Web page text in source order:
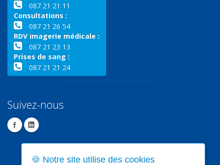
087 21 21 11
Consultations :
087 21 26 54
RDV imagerie médicale :
087 21 23 13
Prises de sang :
087 21 21 24
Suivez-nous
🍪 Notre site utilise des cookies